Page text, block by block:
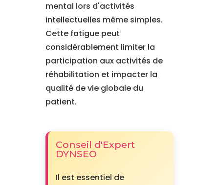
mental lors d'activités
intellectuelles même simples.
Cette fatigue peut
considérablement limiter la
participation aux activités de
réhabilitation et impacter la
qualité de vie globale du
patient.
Conseil d'Expert
DYNSEO
Il est essentiel de